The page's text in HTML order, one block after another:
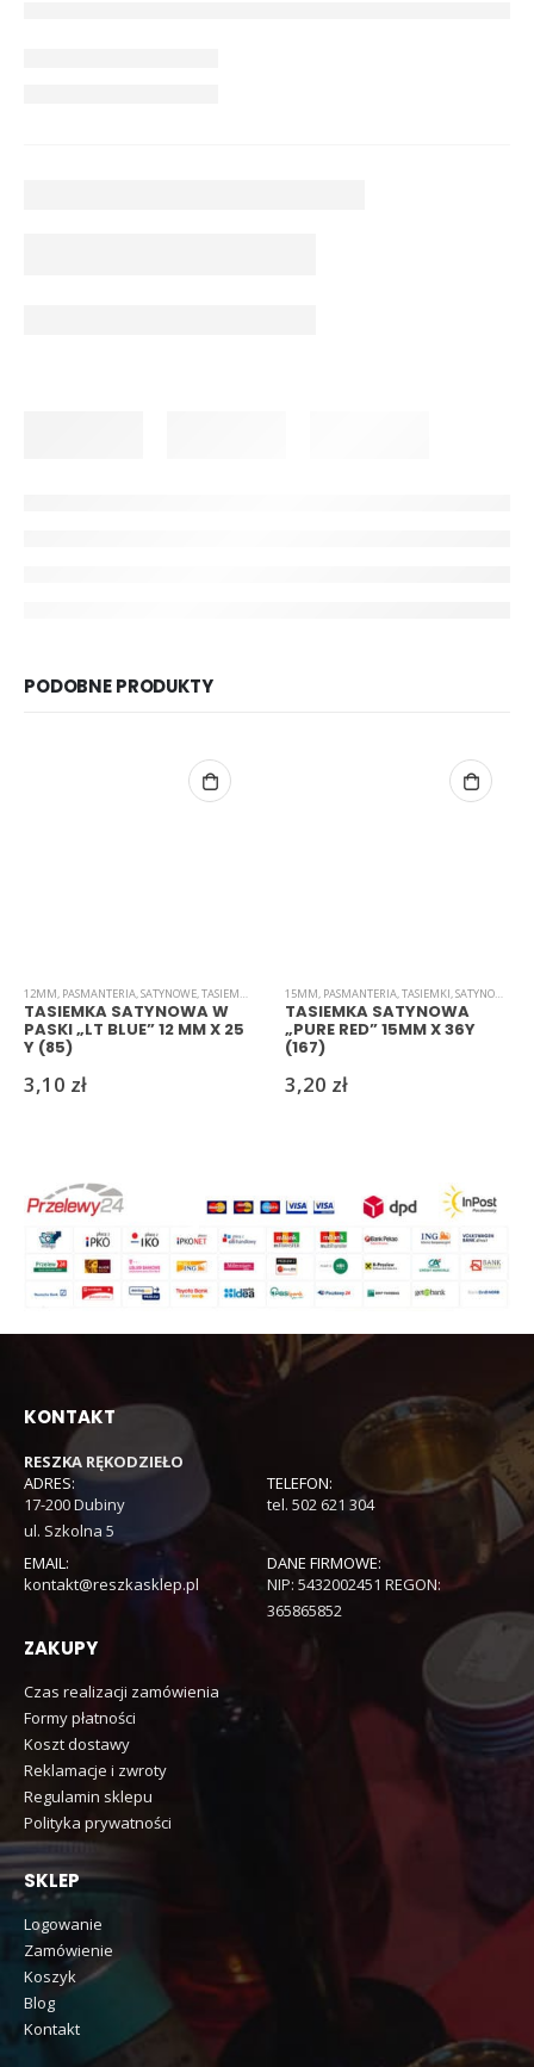
PODOBNE PRODUKTY
12MM, PASMANTERIA,SATYNOWE,TASIEMKI
TASIEMKA SATYNOWA W
PASKI „LT BLUE” 12 MM X 25
Y (85)
3,10 zł
15MM, PASMANTERIA,TASIEMKI,SATYNOWE
TASIEMKA SATYNOWA
„PURE RED” 15MM X 36Y
(167)
3,20 zł
KONTAKT
RESZKA RĘKODZIEŁO
ADRES:
17-200 Dubiny
ul. Szkolna 5
TELEFON:
tel. 502 621 304
EMAIL:
kontakt@reszkasklep.pl
DANE FIRMOWE:
NIP: 5432002451 REGON:
365865852
ZAKUPY
Czas realizacji zamówienia
Formy płatności
Koszt dostawy
Reklamacje i zwroty
Regulamin sklepu
Polityka prywatności
SKLEP
Logowanie
Zamówienie
Koszyk
Blog
Kontakt